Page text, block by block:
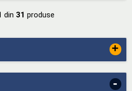
+
-
din 31 produse